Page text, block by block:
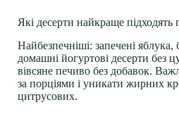
Які десерти найкраще підходять
Найбезпечніші: запечені
домашні йогуртові десерти без
вівсяне печиво без добавок.
за порціями і уникати жирних
цитрусових.